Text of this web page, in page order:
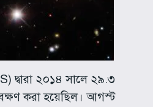
দ্বারা ২০১৪ সালে ২৯.৩
করা হয়েছিল। আগস্ট